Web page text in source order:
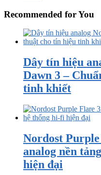
Recommended for You
Dây tín hiệu
Dawn 3 –
tinh khiết
Nordost
analog nền
hiện đại